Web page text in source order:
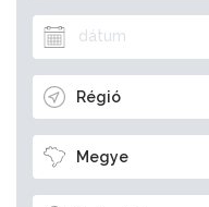
Régió
Megye